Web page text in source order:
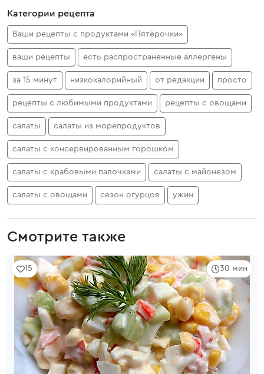
Категории рецепта
Ваши рецепты с продуктами «Пятёрочки»
ваши рецепты есть распространенные аллергены
за 15 минут низкокалорийный от редакции просто
рецепты с любимыми продуктами рецепты с овощами
салаты салаты из морепродуктов
салаты с консервированным горошком
салаты с крабовыми палочками салаты с майонезом
салаты с овощами сезон огурцов ужин
Смотрите также
30 мин
15